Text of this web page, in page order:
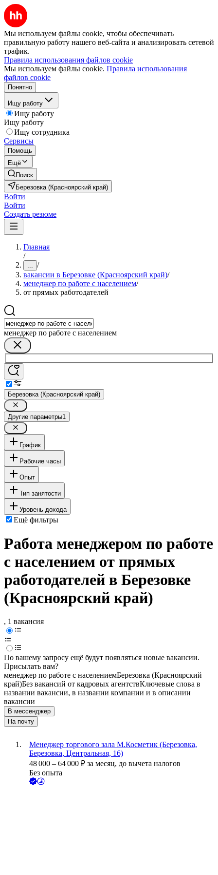
Мы используем файлы cookie, чтобы обеспечивать
правильную работу нашего веб-сайта и анализировать сетевой
трафик.
Правила использования файлов cookie
Мы используем файлы cookie. Правила использования
файлов cookie
Понятно
Ищу работу
Ищу работу
Ищу работу
Ищу сотрудника
Сервисы
Помощь
Ещё
Поиск
Березовка (Красноярский край)
Войти
Войти
Создать резюме
Главная
/
... /
вакансии в Березовке (Красноярский край)/
менеджер по работе с населением/
от прямых работодателей
менеджер по работе с населением
Березовка (Красноярский край)
Другие параметры1
График
Рабочие часы
Опыт
Тип занятости
Уровень дохода
Ещё фильтры
Работа менеджером по работе
с населением от прямых
работодателей в Березовке
(Красноярский край)
, 1 вакансия
По вашему запросу ещё будут появляться новые вакансии.
Присылать вам?
менеджер по работе с населениемБерезовка (Красноярский
край)Без вакансий от кадровых агентствКлючевые слова в
названии вакансии, в названии компании и в описании
вакансии
В мессенджер
На почту
Менеджер торгового зала М.Косметик (Березовка,
Березовка, Центральная, 16)
48 000 – 64 000 ₽ за месяц, до вычета налогов
Без опыта